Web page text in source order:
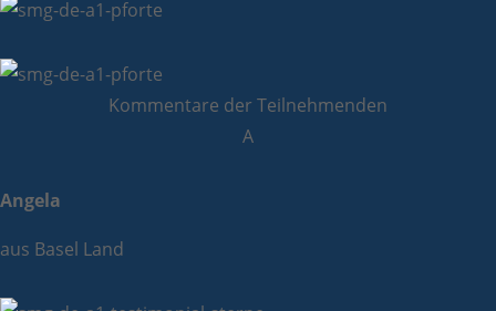
Kommentare der Teilnehmenden
A
Angela
aus Basel Land